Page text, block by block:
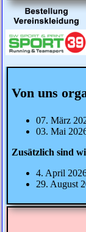
Von uns
07. März
03. Mai
Zusätzlich sind
4. April
29. August